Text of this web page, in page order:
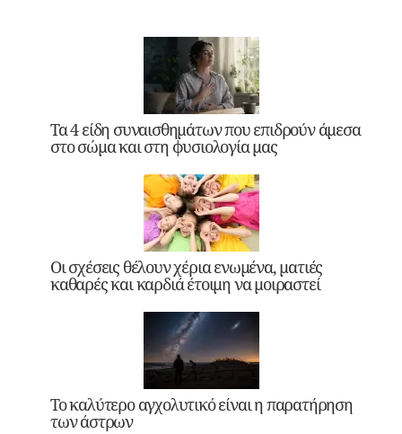
Τα 4 είδη συναισθημάτων που επιδρούν άμεσα
στο σώμα και στη φυσιολογία μας
Οι σχέσεις θέλουν χέρια ενωμένα, ματιές
καθαρές και καρδιά έτοιμη να μοιραστεί
Το καλύτερο αγχολυτικό είναι η παρατήρηση
των άστρων